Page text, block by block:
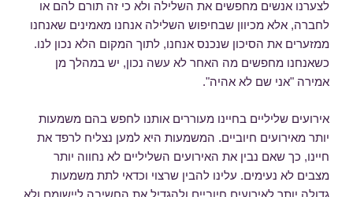
לצערנו אנשים מחפשים את השלילה ולא כי זה תורם להם או
לחברה, אלא מכיוון שבחיפוש השלילה אנחנו מאמינים שאנחנו
ממזערים את הסיכון שנכנס אנחנו, לתוך המקום הלא נכון לנו.
כשאנחנו מחפשים מה האחר לא עשה נכון, יש במהלך מן
אמירה "אני שם לא אהיה".
אירועים שליליים בחיינו מעוררים אותנו לחפש בהם משמעות
יותר מאירועים חיוביים. המשמעות היא למען נצליח לרפד את
חיינו, כך שאם נבין את האירועים השליליים לא נחווה יותר
מצבים לא נעימים. עלינו להבין שרצוי וכדאי לתת משמעות
גדולה יותר לאירועים חיוביים ולהגדיל את החשיבה ליישומם ולא